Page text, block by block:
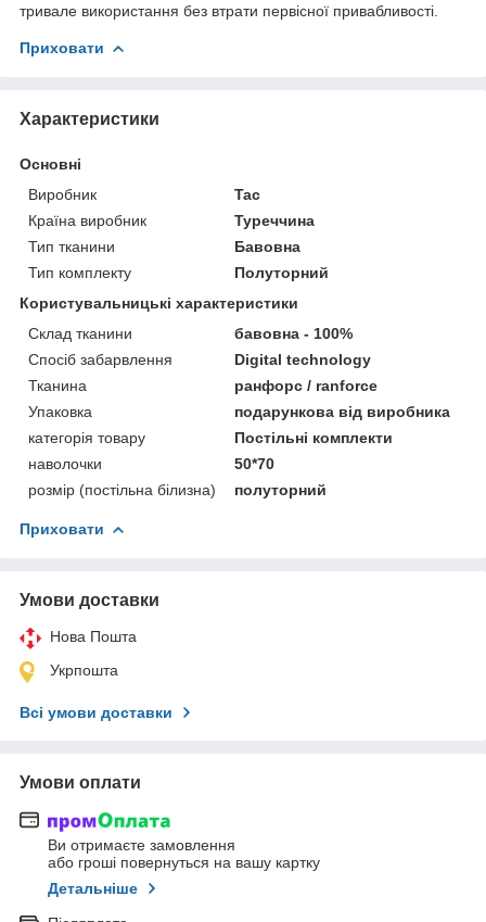
тривале використання без втрати первісної привабливості.
Приховати
Характеристики
Основні
Виробник
Tac
Країна виробник
Туреччина
Тип тканини
Бавовна
Тип комплекту
Полуторний
Користувальницькі характеристики
Склад тканини
бавовна - 100%
Спосіб забарвлення
Digital technology
Тканина
ранфорс / ranforce
Упаковка
подарункова від виробника
категорія товару
Постільні комплекти
наволочки
50*70
розмір (постільна білизна)
полуторний
Приховати
Умови доставки
Нова Пошта
Укрпошта
Всі умови доставки
Умови оплати
Ви отримаєте замовлення
або гроші повернуться на вашу картку
Детальніше